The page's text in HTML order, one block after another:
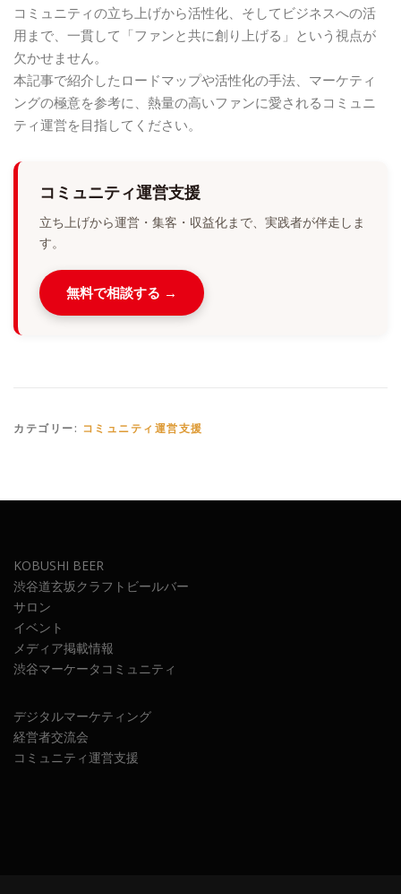
コミュニティの立ち上げから活性化、そしてビジネスへの活
用まで、一貫して「ファンと共に創り上げる」という視点が
欠かせません。
本記事で紹介したロードマップや活性化の手法、マーケティ
ングの極意を参考に、熱量の高いファンに愛されるコミュニ
ティ運営を目指してください。
コミュニティ運営支援
立ち上げから運営・集客・収益化まで、実践者が伴走しま
す。
無料で相談する →
カテゴリー: コミュニティ運営支援
KOBUSHI BEER
渋谷道玄坂クラフトビールバー
サロン
イベント
メディア掲載情報
渋谷マーケータコミュニティ
デジタルマーケティング
経営者交流会
コミュニティ運営支援